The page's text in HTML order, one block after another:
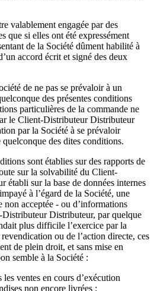
valablement engagée par des
que si elles ont été expressément
de la Société dûment habilité à
accord écrit et signé des deux
de ne pas se prévaloir à un
des présentes conditions
particulières de la commande ne
le Client-Distributeur Distributeur
par la Société à se prévaloir
des dites conditions.
sont établies sur des rapports de
sur la solvabilité du Client-
établi sur la base de données internes
à l’égard de la Société, une
non acceptée - ou d’informations
Distributeur, par quelque
plus difficile l’exercice par la
ou de l’action directe, ces
de plein droit, et sans mise en
semble à la Société :
ventes en cours d’exécution
non encore livrées ;